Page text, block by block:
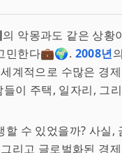
의 악몽과도 같은 상황
민한다💼🌍. 2008년
계적으로 수많은 경
들이 주택, 일자리, 그
할 수 있었을까? 사실,
리고 글로벌화된 경